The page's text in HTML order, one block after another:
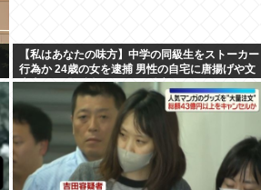
【私はあなたの味方】中学の同級生をストーカー
行為か 24歳の女を逮捕 男性の自宅に唐揚げや文
庫本など繰り返し届ける / 兵庫県